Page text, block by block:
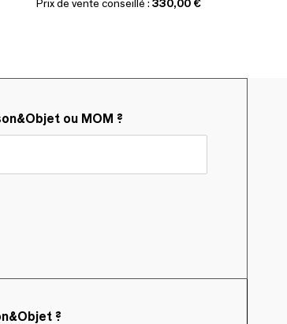
Prix de vente conseillé : 330,00 €
ou MOM ?
?